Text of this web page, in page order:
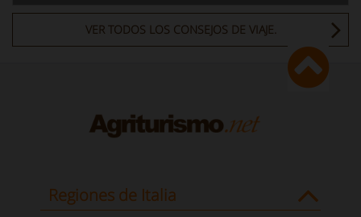
VER TODOS LOS CONSEJOS DE VIAJE.
Regiones de Italia